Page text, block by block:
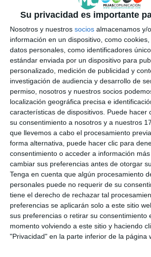
Su privacidad es importante
Nosotros y nuestros socios almacenamos y/
información en un dispositivo, como
datos personales, como identificadores
estándar enviada por un dispositivo para
personalizado, medición de publicidad y
investigación de audiencia y desarrollo de
permiso, nosotros y nuestros socios
localización geográfica precisa e
características de dispositivos. Puede hacer
su consentimiento a nosotros y a nuestros
que llevemos a cabo el procesamiento
forma alternativa, puede hacer clic para
consentimiento o acceder a información
cambiar sus preferencias antes de otorgar
Tenga en cuenta que algún procesamiento
personales puede no requerir de su
tiene el derecho de rechazar tal
preferencias se aplicarán solo a este sitio
sus preferencias o retirar su consentimiento
momento volviendo a este sitio y haciendo
"Privacidad" en la parte inferior de la página